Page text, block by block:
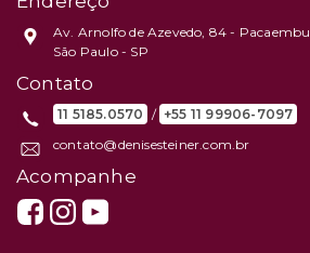
Av. Arnolfo de Azevedo, 84 - Pacaembu
São Paulo - SP
Contato
11 5185.0570 / +55 11 99906-7097
contato@denisesteiner.com.br
Acompanhe